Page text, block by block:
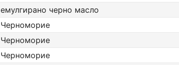
емулгирано черно масло
Черноморие
Черноморие
Черноморие